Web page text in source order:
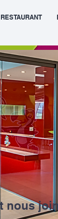
RESTAURANT
nous